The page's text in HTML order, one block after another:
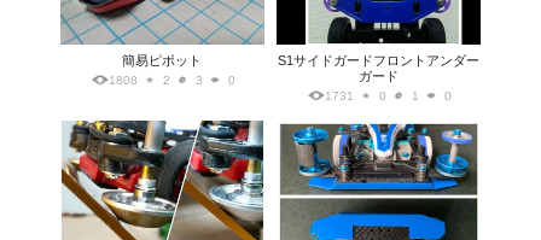
簡易ピボット
1808 2 3 0
S1サイドガードフロントアンダー
ガード
1731 0 1 0